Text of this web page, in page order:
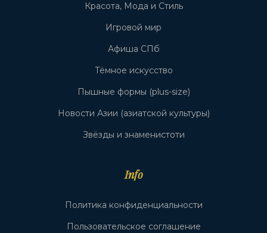
Красота, Мода и Стиль
Игровой мир
Афиша СПб
Тёмное искусство
Пышные формы (plus-size)
Новости Азии (азиатской культуры)
Звёзды и знаменистоти
Info
Политика конфиденциальности
Пользовательское соглашение